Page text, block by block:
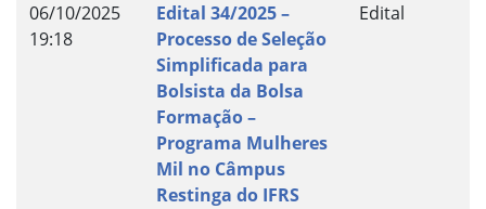
06/10/2025
19:18
Edital 34/2025 –
Processo de Seleção
Simplificada para
Bolsista da Bolsa
Formação –
Programa Mulheres
Mil no Câmpus
Restinga do IFRS
Edital